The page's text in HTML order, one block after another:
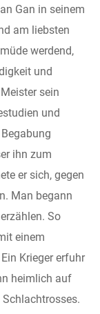
Gan in seinem
am liebsten
werdend,
und
sein
und
ihn zum
er sich, gegen
Man begann
So
einem
Krieger erfuhr
heimlich auf